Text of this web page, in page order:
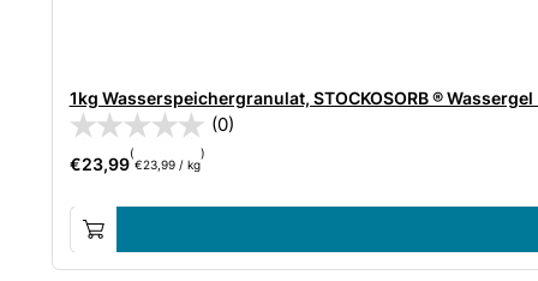
1kg Wasserspeichergranulat, STOCKOSORB ®
(0)
€23,99
(
€23,99/ kg
)